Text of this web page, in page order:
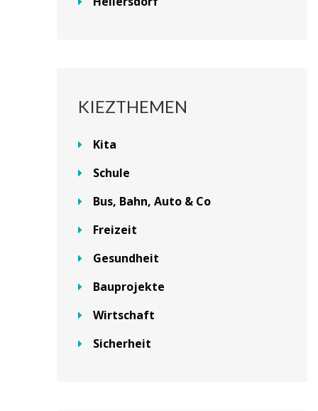
KIEZTHEMEN
Kita
Schule
Bus, Bahn, Auto & Co
Freizeit
Gesundheit
Bauprojekte
Wirtschaft
Sicherheit